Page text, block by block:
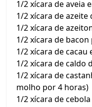
1/2 xícara de aveia
1/2 xícara de azeite
1/2 xícara de
1/2 xícara de bacon
1/2 xícara de cacau
1/2 xícara de caldo
1/2 xícara de
molho por 4 horas)
1/2 xícara de